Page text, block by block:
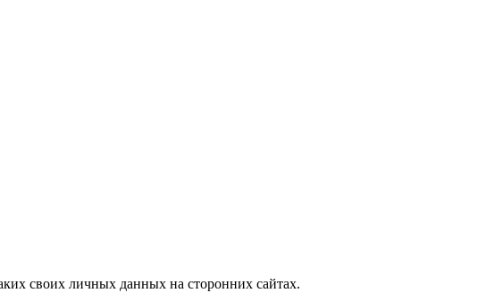
своих личных данных на сторонних сайтах.